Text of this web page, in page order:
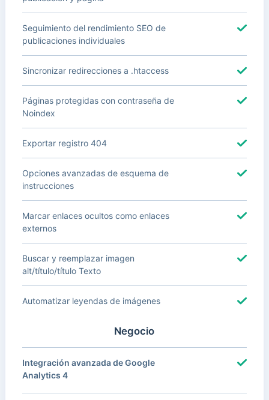
Seguimiento del rendimiento SEO de
publicaciones individuales
Sincronizar redirecciones a .htaccess
Páginas protegidas con contraseña de
Noindex
Exportar registro 404
Opciones avanzadas de esquema de
instrucciones
Marcar enlaces ocultos como enlaces
externos
Buscar y reemplazar imagen
alt/título/título Texto
Automatizar leyendas de imágenes
Negocio
Integración avanzada de Google
Analytics 4